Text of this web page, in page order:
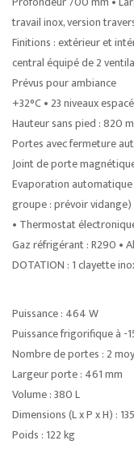
travail inox, version
Finitions : extérieur et
central équipé de 2
Prévus pour ambiance
+32°C • 23 niveaux
Hauteur sans pied : 820
Portes avec fermeture
Joint de porte
Evaporation
groupe : prévoir vidange)
• Thermostat
Gaz réfrigérant : R290 •
DOTATION : 1 clayette
Puissance : 464 W
Puissance frigorifique à -
Nombre de portes : 2
Largeur porte : 461 mm
Volume : 380 L
Dimensions (L x P x H) :
Poids : 122 kg